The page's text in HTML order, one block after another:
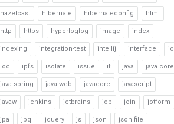
hazelcast hibernate hibernateconfig html
http https hyperloglog image index
indexing integration-test intellij interface io
ioc ipfs isolate issue it java java core
java spring java web javacore javascript
javaw jenkins jetbrains job join jotform
jpa jpql jquery js json json file